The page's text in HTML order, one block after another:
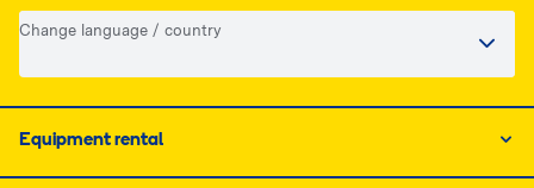
Change language / country
Equipment rental